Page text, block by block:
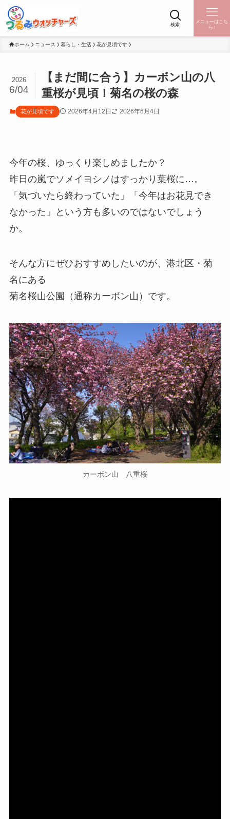
検索
メニューはこち
ら↑
ホーム ニュース 暮らし・生活 花が見頃です
【まだ間に合う】カーボン山の八
重桜が見頃！菊名の桜の森
2026
6/04
花が見頃です 2026年4月12日 2026年6月4日
今年の桜、ゆっくり楽しめましたか？
昨日の嵐でソメイヨシノはすっかり葉桜に…。
「気づいたら終わっていた」「今年はお花見でき
なかった」という方も多いのではないでしょう
か。
そんな方にぜひおすすめしたいのが、港北区・菊
名にある
菊名桜山公園（通称カーボン山）です。
カーボン山 八重桜